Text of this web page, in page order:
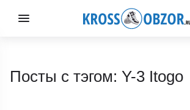
Посты с тэгом: Y-3 Itogo